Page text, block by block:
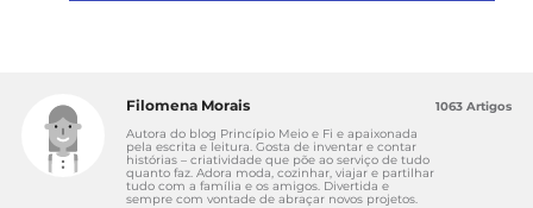
Filomena Morais
Autora do blog Princípio Meio e Fi e apaixonada
pela escrita e leitura. Gosta de inventar e contar
histórias – criatividade que põe ao serviço de tudo
quanto faz. Adora moda, cozinhar, viajar e partilhar
tudo com a família e os amigos. Divertida e
sempre com vontade de abraçar novos projetos.
1063 Artigos